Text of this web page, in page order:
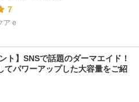
7
ア e
ト】SNSで話題のダーマエイド！
てパワーアップした大容量をご紹